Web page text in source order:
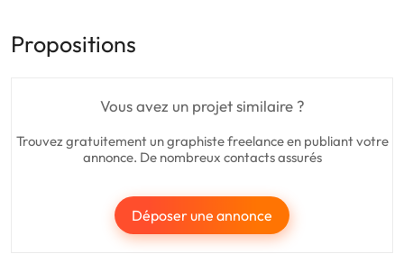
Propositions
Vous avez un projet similaire ?
Trouvez gratuitement un graphiste freelance en publiant votre
annonce. De nombreux contacts assurés
Déposer une annonce